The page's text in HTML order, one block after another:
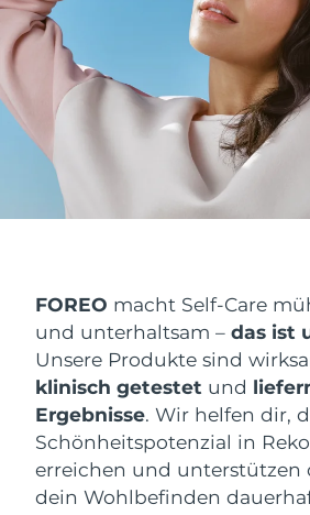
FOREO macht Self-Care
und unterhaltsam –das ist
Unsere Produkte sind
klinisch getestet und
Ergebnisse. Wir helfen dir,
Schönheitspotenzial in
erreichen und unterstützen
dein Wohlbefinden
FAQ™ Pure Beauty-Tech Elixir
issa™ Teeth Whitening Set
FAQ™ Dual LED Panel
BELIEBT
English Deutsch
Français
Italiano
Polski
Svenska
Türkçe
简体中文
Versandland
Vereinigtes
Königreich
Spanien
Australien